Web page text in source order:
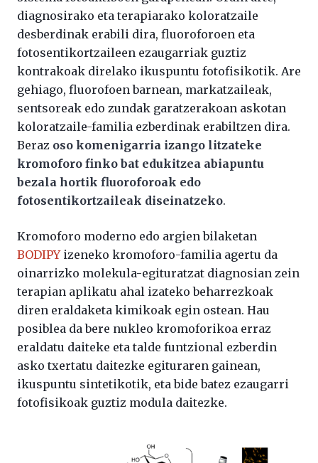
diagnosirako eta terapiarako koloratzaile
desberdinak erabili dira, fluoroforoen eta
fotosentikortzaileen ezaugarriak guztiz
kontrakoak direlako ikuspuntu fotofisikotik. Are
gehiago, fluorofoen barnean, markatzaileak,
sentsoreak edo zundak garatzerakoan askotan
koloratzaile-familia ezberdinak erabiltzen dira.
Beraz oso komenigarria izango litzateke
kromoforo finko bat edukitzea abiapuntu
bezala hortik fluoroforoak edo
fotosentikortzaileak diseinatzeko.
Kromoforo moderno edo argien bilaketan
BODIPYizeneko kromoforo-familia agertu da
oinarrizko molekula-egituratzat diagnosian zein
terapian aplikatu ahal izateko beharrezkoak
diren eraldaketa kimikoak egin ostean. Hau
posiblea da bere nukleo kromoforikoa erraz
eraldatu daiteke eta talde funtzional ezberdin
asko txertatu daitezke egituraren gainean,
ikuspuntu sintetikotik, eta bide batez ezaugarri
fotofisikoak guztiz modula daitezke.